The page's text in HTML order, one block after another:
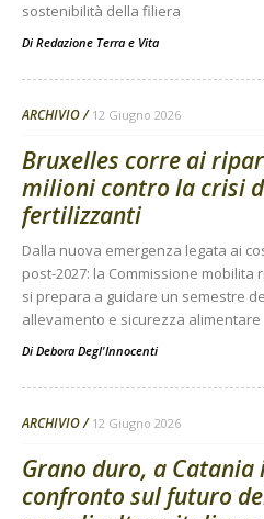
sostenibilità della filiera
Di Redazione Terra e Vita
ARCHIVIO 12 Giugno 2026
Bruxelles corre ai
milioni contro la crisi
fertilizzanti
Dalla nuova emergenza legata ai
post-2027: la Commissione mobilita
si prepara a guidare un semestre
allevamento e sicurezza alimentare
Di Debora Degl'Innocenti
ARCHIVIO 12 Giugno 2026
Grano duro, a Catania
confronto sul futuro